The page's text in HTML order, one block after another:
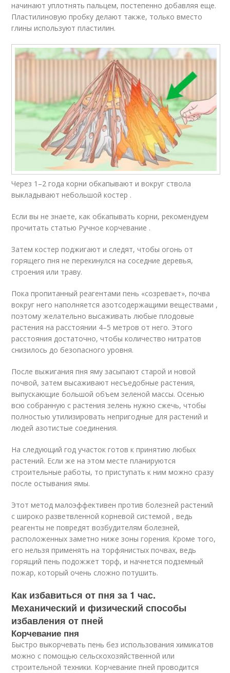
начинают уплотнять пальцем, постепенно добавляя еще.
Пластилиновую пробку делают также, только вместо
глины используют пластилин.
Через 1–2 года корни обкапывают и вокруг ствола
выкладывают небольшой костер .
Если вы не знаете, как обкапывать корни, рекомендуем
прочитать статью Ручное корчевание .
Затем костер поджигают и следят, чтобы огонь от
горящего пня не перекинулся на соседние деревья,
строения или траву.
Пока пропитанный реагентами пень «созревает», почва
вокруг него наполняется азотсодержащими веществами ,
поэтому желательно высаживать любые плодовые
растения на расстоянии 4–5 метров от него. Этого
расстояния достаточно, чтобы количество нитратов
снизилось до безопасного уровня.
После выжигания пня яму засыпают старой и новой
почвой, затем высаживают несъедобные растения,
выпускающие большой объем зеленой массы. Осенью
всю собранную с растения зелень нужно сжечь, чтобы
полностью утилизировать непригодные для растений и
людей азотистые соединения.
На следующий год участок готов к принятию любых
растений. Если же на этом месте планируются
строительные работы, то приступать к ним можно сразу
после остывания ямы.
Этот метод малоэффективен против болезней растений
с широко разветвленной корневой системой , ведь
реагенты не повредят возбудителям болезней,
расположенных заметно ниже зоны горения. Кроме того,
его нельзя применять на торфянистых почвах, ведь
горящий пень подожжет торф, и начнется подземный
пожар, который очень сложно потушить.
Как избавиться от пня за 1 час.
Механический и физический способы
избавления от пней
Корчевание пня
Быстро выкорчевать пень без использования химикатов
можно с помощью сельскохозяйственной или
строительной техники. Корчевание пней проводится